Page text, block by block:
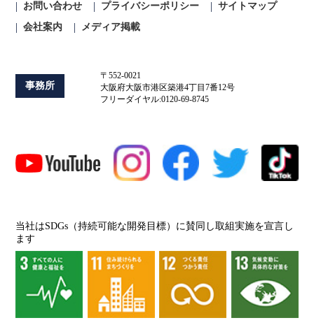
お問い合わせ プライバシーポリシー
サイトマップ
会社案内
メディア掲載
事務所
〒552-0021
大阪府大阪市港区築港4丁目7番12号
フリーダイヤル:0120-69-8745
当社はSDGs（持続可能な開発目標）に賛同し取組実施を宣言し
ます